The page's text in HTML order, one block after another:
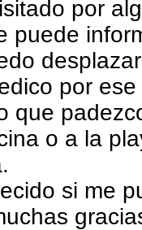
por
puede
por
que
o a la
si me